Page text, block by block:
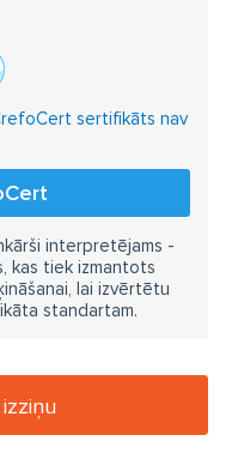
sertifikāts nav
interpretējams -
kas tiek izmantots
lai izvērtētu
standartam.